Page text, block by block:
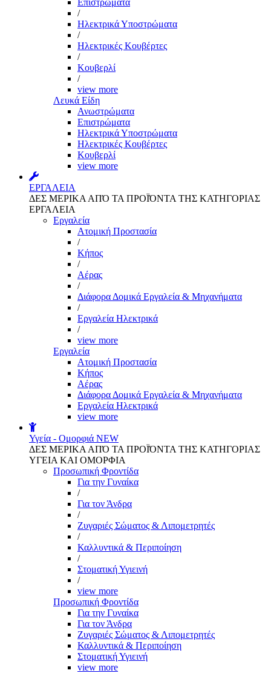
Επιστρώματα
/
Ηλεκτρικά Υποστρώματα
/
Ηλεκτρικές Κουβέρτες
/
Κουβερλί
/
view more
Λευκά Είδη
Ανωστρώματα
Επιστρώματα
Ηλεκτρικά Υποστρώματα
Ηλεκτρικές Κουβέρτες
Κουβερλί
view more
ΕΡΓΑΛΕΙΑ
ΔΕΣ ΜΕΡΙΚΑ ΑΠΌ ΤΑ ΠΡΟΪΌΝΤΑ ΤΗΣ ΚΑΤΗΓΟΡΙΑΣ
ΕΡΓΑΛΕΙΑ
Εργαλεία
Aτομική Προστασία
/
Kήπος
/
Αέρας
/
Διάφορα Δομικά Εργαλεία & Μηχανήματα
/
Εργαλεία Ηλεκτρικά
/
view more
Εργαλεία
Aτομική Προστασία
Kήπος
Αέρας
Διάφορα Δομικά Εργαλεία & Μηχανήματα
Εργαλεία Ηλεκτρικά
view more
Υγεία - Ομορφιά NEW
ΔΕΣ ΜΕΡΙΚΑ ΑΠΌ ΤΑ ΠΡΟΪΌΝΤΑ ΤΗΣ ΚΑΤΗΓΟΡΙΑΣ
ΥΓΕΙΑ ΚΑΙ ΟΜΟΡΦΙΑ
Προσωπική Φροντίδα
Για την Γυναίκα
/
Για τον Άνδρα
/
Ζυγαριές Σώματος & Λιπομετρητές
/
Καλλυντικά & Περιποίηση
/
Στοματική Υγιεινή
/
view more
Προσωπική Φροντίδα
Για την Γυναίκα
Για τον Άνδρα
Ζυγαριές Σώματος & Λιπομετρητές
Καλλυντικά & Περιποίηση
Στοματική Υγιεινή
view more